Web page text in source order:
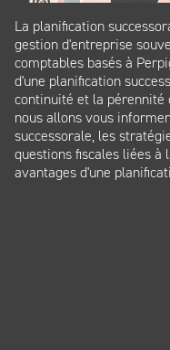
La planification
gestion d'entreprise
comptables basés à
d'une planification
continuité et la pérennité
nous allons vous
successorale, les
questions fiscales liées à
avantages d'une